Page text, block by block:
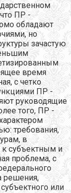
ПР -
обладают
но
зачастую
время
с четко
ПР -
руководящие
того, ПР -
требования,
в
к субъектным и
проблема, с
решения,
или